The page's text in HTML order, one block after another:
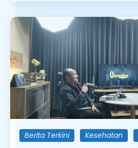
Berita Terkini Kesehatan